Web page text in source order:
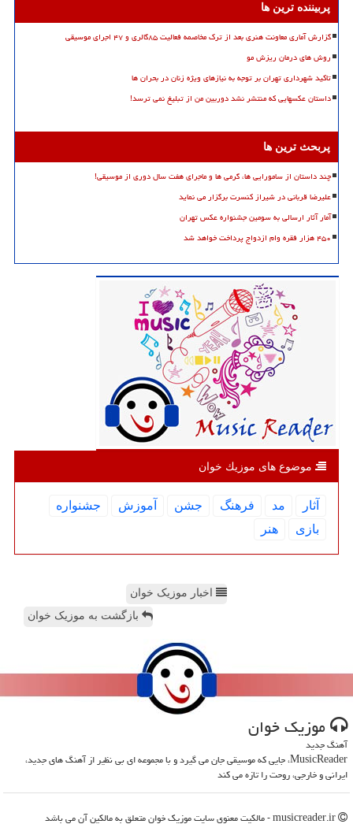
پربیننده ترین ها
گزارش آماری معاونت هنری بعد از ترک مخاصمه فعالیت ۸۵گالری و ۴۷ اجرای موسیقی
روش های درمان ریزش مو
تاکید شهرداری تهران بر توجه به نیازهای ویژه زنان در بحران ها
داستان عکسهایی که منتشر نشد دوربین من از تبلیغ نمی ترسد!
پربحث ترین ها
چند داستان از سامورایی ها، گرمی ها و ماجرای هفت سال دوری از موسیقی!
علیرضا قربانی در شیراز کنسرت برگزار می نماید
آمار آثار ارسالی به سومین جشنواره عکس تهران
۴۵۰ هزار فقره وام ازدواج پرداخت خواهد شد
موضوع های موزیك خوان
آثار مد فرهنگ جشن آموزش
جشنواره
بازی
هنر
اخبار موزیک خوان
بازگشت به موزیک خوان
موزیك خوان
آهنگ جدید
MusicReader، جایی که موسیقی جان می گیرد و با مجموعه ای بی نظیر از آهنگ های جدید،
ایرانی و خارجی، روحت را تازه می کند